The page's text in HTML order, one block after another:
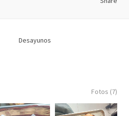
Desayunos
Fotos (7)